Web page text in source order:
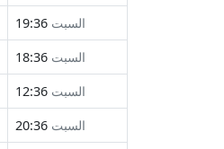
السبت 19:36
السبت 18:36
السبت 12:36
السبت 20:36